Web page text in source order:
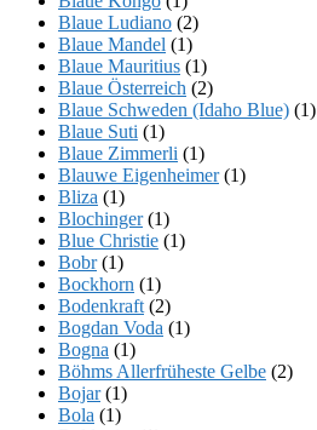
Blaue Ludiano (2)
Blaue Mandel (1)
Blaue Mauritius (1)
Blaue Österreich (2)
Blaue Schweden (Idaho Blue) (1)
Blaue Suti (1)
Blaue Zimmerli (1)
Blauwe Eigenheimer(1)
Bliza (1)
Blochinger(1)
Blue Christie (1)
Bobr(1)
Bockhorn (1)
Bodenkraft (2)
Bogdan Voda (1)
Bogna (1)
Böhms Allerfrüheste Gelbe (2)
Bojar(1)
Bola (1)